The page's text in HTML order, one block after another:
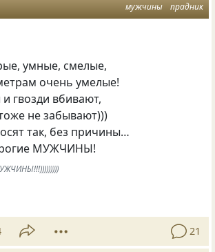
мужчины прадник
умные, смелые,
очень умелые!
гвозди вбивают,
не забывают)))
так, без причины…
МУЖЧИНЫ!
21